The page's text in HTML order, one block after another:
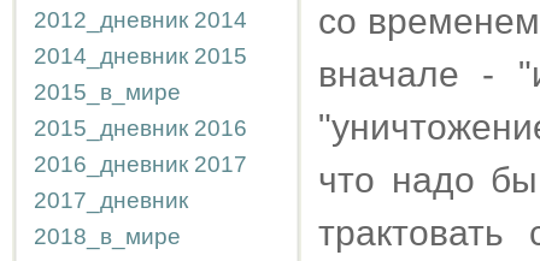
2012_дневник 2014
2014_дневник 2015
2015_в_мире
2015_дневник 2016
2016_дневник 2017
2017_дневник
2018_в_мире
со
вначале -
что надо